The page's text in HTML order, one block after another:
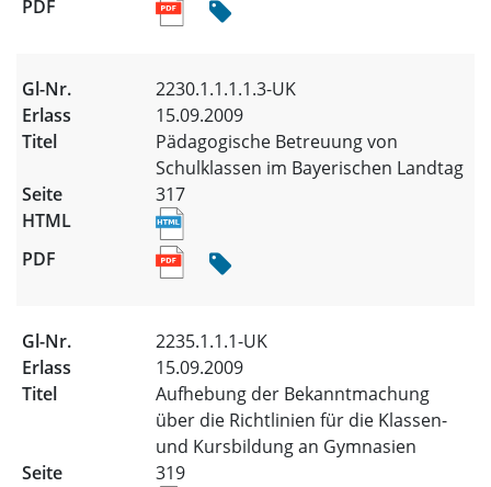
2230.1.1.1.1.3-UK
15.09.2009
Pädagogische Betreuung von
Schulklassen im Bayerischen Landtag
317
2235.1.1.1-UK
15.09.2009
Aufhebung der Bekanntmachung
über die Richtlinien für die Klassen-
und Kursbildung an Gymnasien
319